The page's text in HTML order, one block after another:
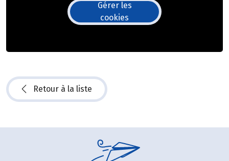
Gérer les
cookies
Retour à la liste